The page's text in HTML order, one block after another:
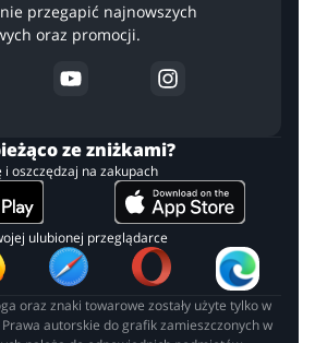
przegapić najnowszych
oraz promocji.
ze zniżkami?
oszczędzaj na zakupach
ulubionej przeglądarce
oraz znaki towarowe zostały użyte tylko w
autorskie do grafik zamieszczonych w